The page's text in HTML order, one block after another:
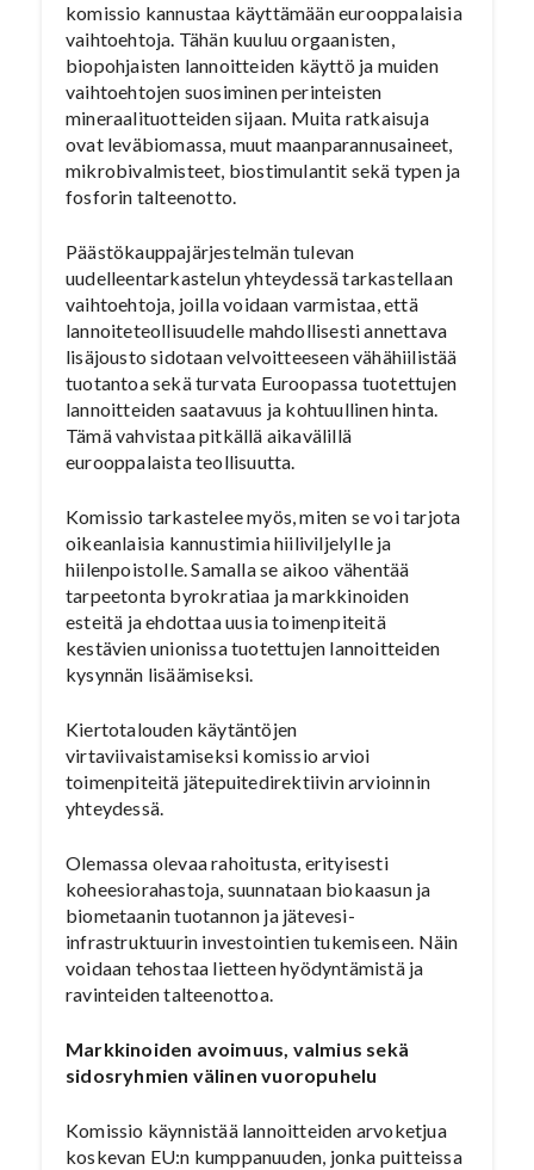
komissio kannustaa käyttämään eurooppalaisia
vaihtoehtoja. Tähän kuuluu orgaanisten,
biopohjaisten lannoitteiden käyttö ja muiden
vaihtoehtojen suosiminen perinteisten
mineraalituotteiden sijaan. Muita ratkaisuja
ovat leväbiomassa, muut maanparannusaineet,
mikrobivalmisteet, biostimulantit sekä typen ja
fosforin talteenotto.
Päästökauppajärjestelmän tulevan
uudelleentarkastelun yhteydessä tarkastellaan
vaihtoehtoja, joilla voidaan varmistaa, että
lannoiteteollisuudelle mahdollisesti annettava
lisäjousto sidotaan velvoitteeseen vähähiilistää
tuotantoa sekä turvata Euroopassa tuotettujen
lannoitteiden saatavuus ja kohtuullinen hinta.
Tämä vahvistaa pitkällä aikavälillä
eurooppalaista teollisuutta.
Komissio tarkastelee myös, miten se voi tarjota
oikeanlaisia kannustimia hiiliviljelylle ja
hiilenpoistolle. Samalla se aikoo vähentää
tarpeetonta byrokratiaa ja markkinoiden
esteitä ja ehdottaa uusia toimenpiteitä
kestävien unionissa tuotettujen lannoitteiden
kysynnän lisäämiseksi.
Kiertotalouden käytäntöjen
virtaviivaistamiseksi komissio arvioi
toimenpiteitä jätepuitedirektiivin arvioinnin
yhteydessä.
Olemassa olevaa rahoitusta, erityisesti
koheesiorahastoja, suunnataan biokaasun ja
biometaanin tuotannon ja jätevesi-
infrastruktuurin investointien tukemiseen. Näin
voidaan tehostaa lietteen hyödyntämistä ja
ravinteiden talteenottoa.
Markkinoiden avoimuus, valmius sekä
sidosryhmien välinen vuoropuhelu
Komissio käynnistää lannoitteiden arvoketjua
koskevan EU:n kumppanuuden, jonka puitteissa